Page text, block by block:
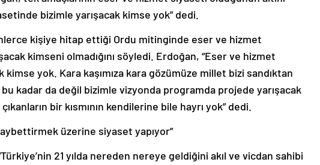
bizimle yarışacak kimse yok” dedi.
kişiye hitap ettiği Ordu mitinginde eser ve hizmet
kimseni olmadığını söyledi. Erdoğan, “Eser ve hizmet
yok. Kara kaşımıza kara gözümüze millet bizi sandıktan
bu kadar da değil bizimle vizyonda programda projede yarışacak
bir kısmının kendilerine bile hayrı yok” dedi.
üzerine siyaset yapıyor”
21 yılda nereden nereye geldiğini akıl ve vicdan sahibi